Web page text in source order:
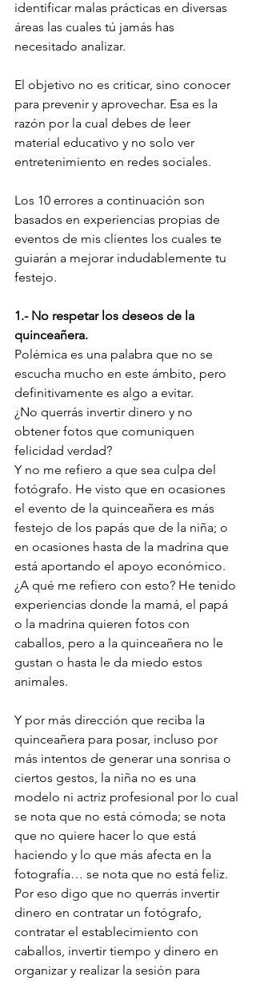
identificar malas prácticas en diversas
áreas las cuales tú jamás has
necesitado analizar.
El objetivo no es criticar, sino conocer
para prevenir y aprovechar. Esa es la
razón por la cual debes de leer
material educativo y no solo ver
entretenimiento en redes sociales.
Los 10 errores a continuación son
basados en experiencias propias de
eventos de mis clientes los cuales te
guiarán a mejorar indudablemente tu
festejo.
1.- No respetar los deseos de la
quinceañera.
Polémica es una palabra que no se
escucha mucho en este ámbito, pero
definitivamente es algo a evitar.
¿No querrás invertir dinero y no
obtener fotos que comuniquen
felicidad verdad?
Y no me refiero a que sea culpa del
fotógrafo. He visto que en ocasiones
el evento de la quinceañera es más
festejo de los papás que de la niña; o
en ocasiones hasta de la madrina que
está aportando el apoyo económico.
¿A qué me refiero con esto? He tenido
experiencias donde la mamá, el papá
o la madrina quieren fotos con
caballos, pero a la quinceañera no le
gustan o hasta le da miedo estos
animales.
Y por más dirección que reciba la
quinceañera para posar, incluso por
más intentos de generar una sonrisa o
ciertos gestos, la niña no es una
modelo ni actriz profesional por lo cual
se nota que no está cómoda; se nota
que no quiere hacer lo que está
haciendo y lo que más afecta en la
fotografía… se nota que no está feliz.
Por eso digo que no querrás invertir
dinero en contratar un fotógrafo,
contratar el establecimiento con
caballos, invertir tiempo y dinero en
organizar y realizar la sesión para